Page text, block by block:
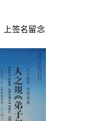
上签名留念